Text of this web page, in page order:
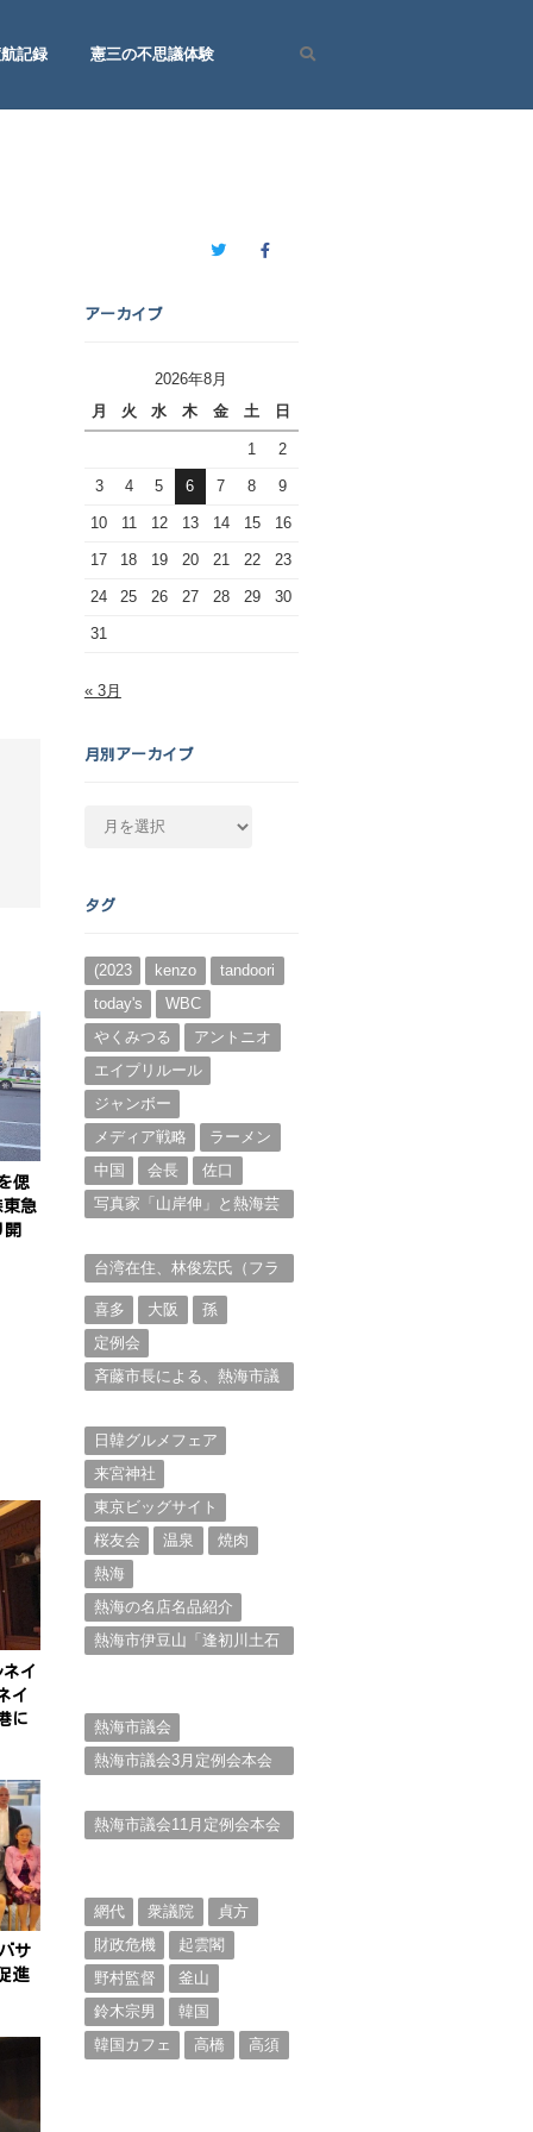
記録
憲三の不思議体験
TwitterFacebook
偲
急
開
イ
イ
に
サ
進
アーカイブ
2026年8月
月
火 水 木 金 土 日
1 2
3 4 5 6 7 8 9
10 11 12 13 14 15 16
17 18 19 20 21 22 23
24 25 26 27 28 29 30
31
« 3月
月別アーカイブ
カ
ブ
タグ
(2023 kenzo
tandoori
today's
WBC
やくみつる
アントニオ
エイプリルール
ジャンボー
メディア戦略
ラーメン
中国
会長
佐口
写真家「山岸伸」と熱海芸
台湾在住、林俊宏氏（フラ
喜多
大阪
孫
定例会
斉藤市長による、熱海市議
日韓グルメフェア
来宮神社
東京ビッグサイト
桜友会
温泉
焼肉
熱海
熱海の名店名品紹介
熱海市伊豆山「逢初川土石
熱海市議会
熱海市議会3月定例会本会
熱海市議会11月定例会本会
網代
衆議院
貞方
財政危機
起雲閣
野村監督
釜山
鈴木宗男
韓国
韓国カフェ
高橋 高須